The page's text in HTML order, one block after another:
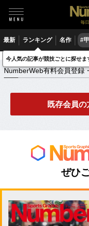
毎
最新 ランキング 名作 #
NumberWeb有料会員登録・ロ
NumberWeb有料会員登録
既存会員
ぜひ
今人気の記事が競技ごとに探せま